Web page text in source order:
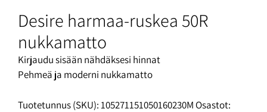
Desire harmaa-ruskea 50R
nukkamatto
Kirjaudu sisään nähdäksesi hinnat
Pehmeä ja moderni nukkamatto
Tuotetunnus (SKU):105271151050160230M Osastot: